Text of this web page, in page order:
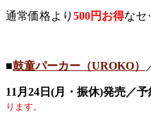
通常価格より 500円お得なセ
■鼓童パーカー（UROKO）
11月24日(月・振休)発売／
ります。